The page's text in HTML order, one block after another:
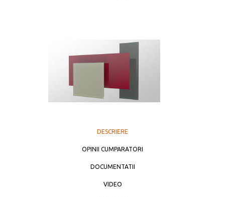
DESCRIERE
OPINII CUMPARATORI
DOCUMENTATII
VIDEO